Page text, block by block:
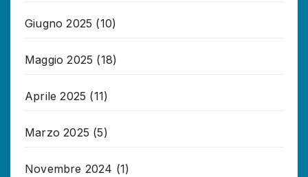
Giugno 2025 (10)
Maggio 2025 (18)
Aprile 2025 (11)
Marzo 2025 (5)
Novembre 2024 (1)